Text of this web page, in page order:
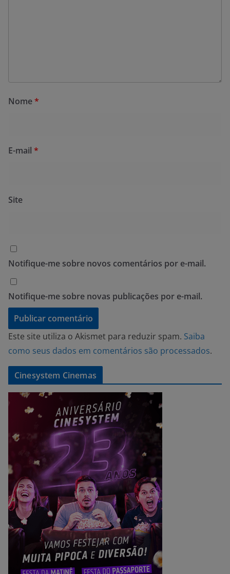
Nome*
E-mail *
Site
Notifique-me sobre novos comentários por e-mail.
Notifique-me sobre novas publicações por e-mail.
Este site utiliza o Akismet para reduzir spam. Saiba
como seus dados em comentários são processados.
Cinesystem Cinemas